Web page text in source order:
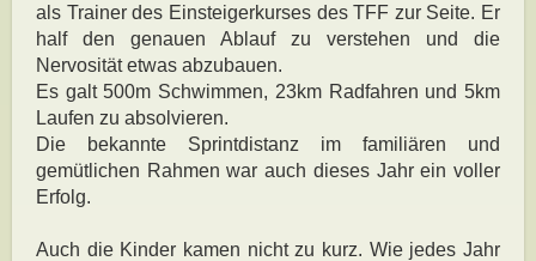
als Trainer des Einsteigerkurses des TFF zur Seite. Er
half den genauen Ablauf zu verstehen und die
Nervosität etwas abzubauen.
Es galt 500m Schwimmen, 23km Radfahren und 5km
Laufen zu absolvieren.
Die bekannte Sprintdistanz im familiären und
gemütlichen Rahmen war auch dieses Jahr ein voller
Erfolg.
Auch die Kinder kamen nicht zu kurz. Wie jedes Jahr